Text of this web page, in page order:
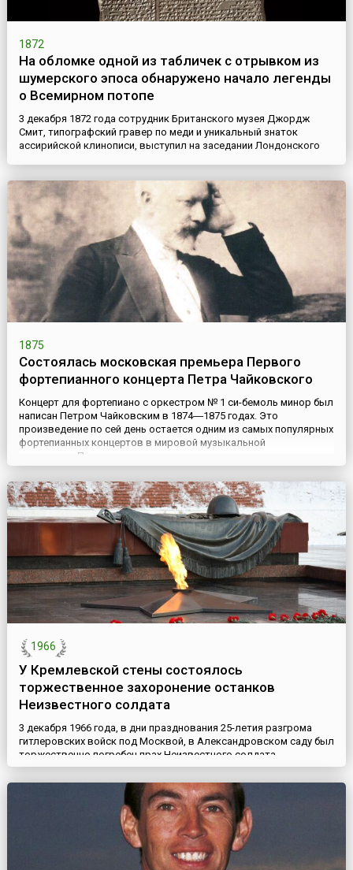
1872
На обломке одной из табличек с отрывком из
шумерского эпоса обнаружено начало легенды
о Всемирном потопе
3 декабря 1872 года сотрудник Британского музея Джордж
Смит, типографский гравер по меди и уникальный знаток
ассирийской клинописи, выступил на заседании Лондонского
найденных при раскопках древнего города Ниневии, на обломке
одной из них ему удалось прочитать отрывок из шумерского...
1875
Состоялась московская премьера Первого
фортепианного концерта Петра Чайковского
Концерт для фортепиано с оркестром № 1 си-бемоль минор был
написан Петром Чайковским в 1874―1875 годах. Это
произведение по сей день остается одним из самых популярных
фортепианных концертов в мировой музыкальной
литературе.Первоначально композитор посвятил его
композитору и пианисту Николаю Рубинштейну, который
должен был стать его первым исполнителем. Чайковский
представил ему законченный, н...
1966
У Кремлевской стены состоялось
торжественное захоронение останков
Неизвестного солдата
3 декабря 1966 года, в дни празднования 25-летия разгрома
гитлеровских войск под Москвой, в Александровском саду был
торжественно погребен прах Неизвестного солдата,
перенесенный с места кровопролитных боев — 41-го километра
Ленинградского шоссе.8 мая 1967 года в Москве был открыт
мемориальный архитектурный ансамбль «Могила Неизвестного
солдата». На могиле был зажжен Вечный огонь славы. На...